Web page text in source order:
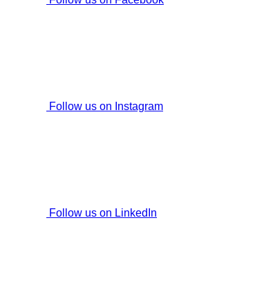
Follow us on Instagram
Follow us on LinkedIn